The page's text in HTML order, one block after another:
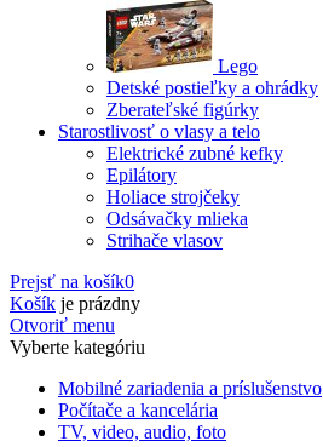
Lego
Detské postieľky a ohrádky
Zberateľské figúrky
Starostlivosť o vlasy a telo
Elektrické zubné kefky
Epilátory
Holiace strojčeky
Odsávačky mlieka
Strihače vlasov
Prejsť na košík0
Košík je prázdny
Otvoriť menu
Vyberte kategóriu
Mobilné zariadenia a príslušenstvo
Počítače a kancelária
TV, video, audio, foto